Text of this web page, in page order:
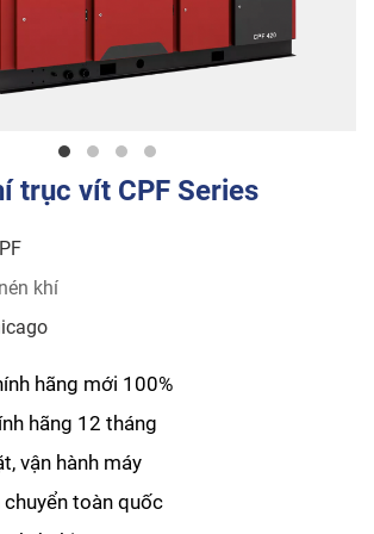
trục vít CPF Series
khí
hãng mới 100%
hãng 12 tháng
vận hành máy
chuyển toàn quốc